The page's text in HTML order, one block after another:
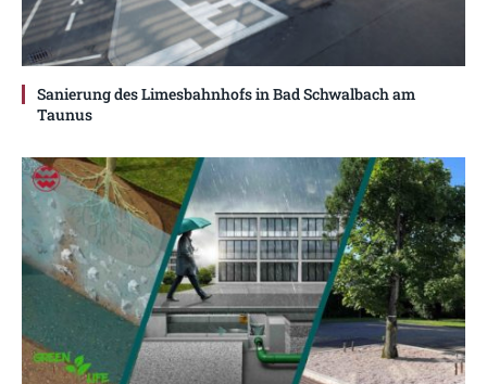
Sanierung des Limesbahnhofs in Bad Schwalbach am
Taunus